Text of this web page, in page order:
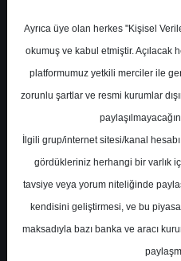
0
En Yüksek Tahmin
Ortalama Fiyat Tahmini
Ayrıca üye olan herkes "Kişisel
okumuş ve kabul etmiştir. Açılacak
platformumuz yetkili merciler ile
zorunlu şartlar ve resmi kurumlar
İlgili grup/internet sitesi/kanal
gördükleriniz herhangi bir varlık
tavsiye veya yorum niteliğinde
kendisini geliştirmesi, ve bu
maksadıyla bazı banka ve aracı